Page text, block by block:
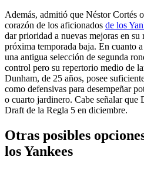
Además, admitió que Néstor Cortés
corazón de los aficionados de los
dar prioridad a nuevas mejoras en su
próxima temporada baja. En cuanto
una antigua selección de segunda
control pero su repertorio medio de
Dunham, de 25 años, posee
como defensivas para desempeñar
o cuarto jardinero. Cabe señalar que
Draft de la Regla 5 en diciembre.
Otras posibles
los Yankees